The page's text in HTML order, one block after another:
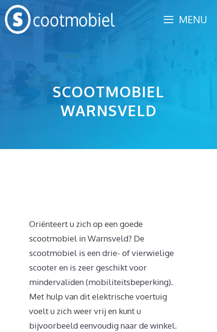
Spring
naar
inhoud
MENU
SCOOTMOBIEL
WARNSVELD
Oriënteert u zich op een goede
scootmobiel in Warnsveld? De
scootmobiel is een drie- of vierwielige
scooter en is zeer geschikt voor
mindervaliden (mobiliteitsbeperking).
Met hulp van dit elektrische voertuig
voelt u zich weer vrij en kunt u
bijvoorbeeld eenvoudig naar de winkel.